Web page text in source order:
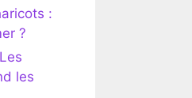
:
?
Les
les